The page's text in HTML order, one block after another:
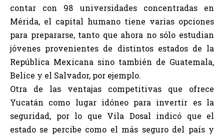
contar con 98 universidades concentradas en
Mérida, el capital humano tiene varias opciones
para prepararse, tanto que ahora no sólo estudian
jóvenes provenientes de distintos estados de la
República Mexicana sino también de Guatemala,
Belice y el Salvador, por ejemplo.
Otra de las ventajas competitivas que ofrece
Yucatán como lugar idóneo para invertir es la
seguridad, por lo que Vila Dosal indicó que el
estado se percibe como el más seguro del país y